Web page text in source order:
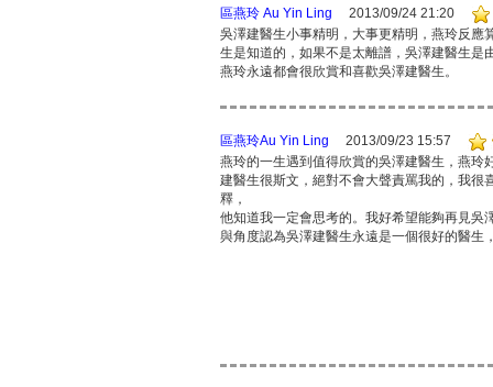
區燕玲 Au Yin Ling
2013/09/24 21:20
吳澤建醫生小事精明，大事更精明，燕玲反應
生是知道的，如果不是太離譜，吳澤建醫生是
燕玲永遠都會很欣賞和喜歡吳澤建醫生。
區燕玲Au Yin Ling
2013/09/23 15:57
燕玲的一生遇到值得欣賞的吳澤建醫生，燕玲
建醫生很斯文，絕對不會大聲責罵我的，我很
釋，
他知道我一定會思考的。我好希望能夠再見吳
與角度認為吳澤建醫生永遠是一個很好的醫生